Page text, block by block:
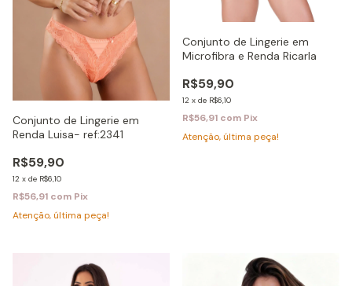
Conjunto de Lingerie em
Renda Luisa- ref:2341
R$59,90
12 x de R$6,10
R$56,91 com Pix
Atenção, última peça!
Conjunto de Lingerie em
Microfibra e Renda Ricarla
R$59,90
12 x de R$6,10
R$56,91 com Pix
Atenção, última peça!